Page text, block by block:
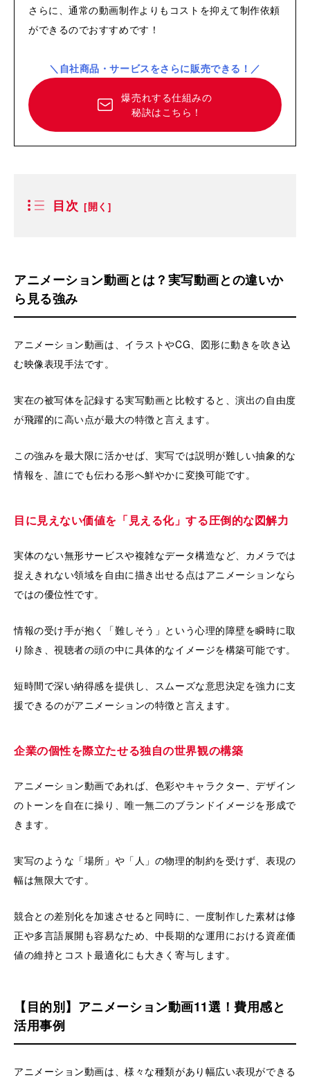
さらに、通常の動画制作よりもコストを抑えて制作依頼
ができるのでおすすめです！
＼自社商品・サービスをさらに販売できる！／
爆売れする仕組みの
秘訣はこちら！
目次
アニメーション動画とは？実写動画との違いか
ら見る強み
アニメーション動画は、イラストやCG、図形に動きを吹き込
む映像表現手法です。
実在の被写体を記録する実写動画と比較すると、演出の自由度
が飛躍的に高い点が最大の特徴と言えます。
この強みを最大限に活かせば、実写では説明が難しい抽象的な
情報を、誰にでも伝わる形へ鮮やかに変換可能です。
目に見えない価値を「見える化」する圧倒的な図解力
実体のない無形サービスや複雑なデータ構造など、カメラでは
捉えきれない領域を自由に描き出せる点はアニメーションなら
ではの優位性です。
情報の受け手が抱く「難しそう」という心理的障壁を瞬時に取
り除き、視聴者の頭の中に具体的なイメージを構築可能です。
短時間で深い納得感を提供し、スムーズな意思決定を強力に支
援できるのがアニメーションの特徴と言えます。
企業の個性を際立たせる独自の世界観の構築
アニメーション動画であれば、色彩やキャラクター、デザイン
のトーンを自在に操り、唯一無二のブランドイメージを形成で
きます。
実写のような「場所」や「人」の物理的制約を受けず、表現の
幅は無限大です。
競合との差別化を加速させると同時に、一度制作した素材は修
正や多言語展開も容易なため、中長期的な運用における資産価
値の維持とコスト最適化にも大きく寄与します。
【目的別】アニメーション動画11選！費用感と
活用事例
アニメーション動画は、様々な種類があり幅広い表現ができる